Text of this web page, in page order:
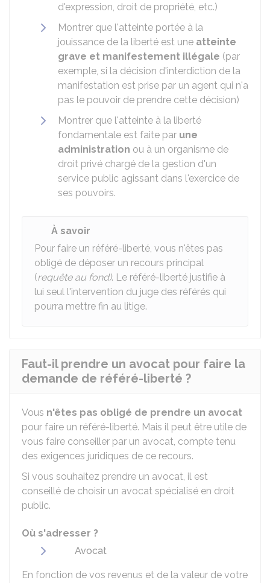
d'expression, droit de propriété, etc.)
Montrer que l'atteinte portée à la
jouissance de la liberté est une atteinte
grave et manifestement illégale (par
exemple, si la décision d'interdiction de la
manifestation est prise par un agent qui n'a
pas le pouvoir de prendre cette décision)
Montrer que l'atteinte à la liberté
fondamentale est faite par une
administration ou à un organisme de
droit privé chargé de la gestion d'un
service public agissant dans l'exercice de
ses pouvoirs.
À savoir
Pour faire un référé-liberté, vous n'êtes pas
obligé de déposer un recours principal
(requête au fond). Le référé-liberté justifie à
lui seul l'intervention du juge des référés qui
pourra mettre fin au litige.
Faut-il prendre un avocat pour faire la
demande de référé-liberté ?
Vous n'êtes pas obligé de prendre un avocat
pour faire un référé-liberté. Mais il peut être utile de
vous faire conseiller par un avocat, compte tenu
des exigences juridiques de ce recours.
Si vous souhaitez prendre un avocat, il est
conseillé de choisir un avocat spécialisé en droit
public.
Où s'adresser ?
Avocat
En fonction de vos revenus et de la valeur de votre